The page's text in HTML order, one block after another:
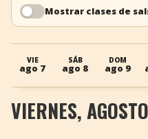
+ Añadir evento
Mostrar clases de
VIE
ago 7
SÁB
ago 8
DOM
ago 9
VIERNES,